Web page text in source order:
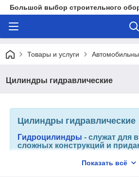
Большой выбор строительного
Товары и услуги
Цилиндры гидравлические
Цилиндры гидравлические
Гидроцилиндры - служат для
сложных конструкций и
вида. Используются в
а также в авто- и гаражных
Показать всё